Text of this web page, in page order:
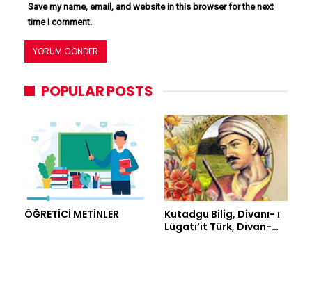
Save my name, email, and website in this browser for the next
time I comment.
POPULAR POSTS
ÖĞRETİCİ METİNLER
Kutadgu Bilig, Divanı- ı
Lügati’it Türk, Divan-…